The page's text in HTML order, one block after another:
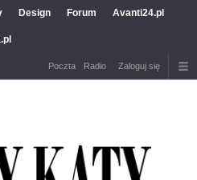
Design Forum Avanti24.pl
Poczta Radio Zaloguj się